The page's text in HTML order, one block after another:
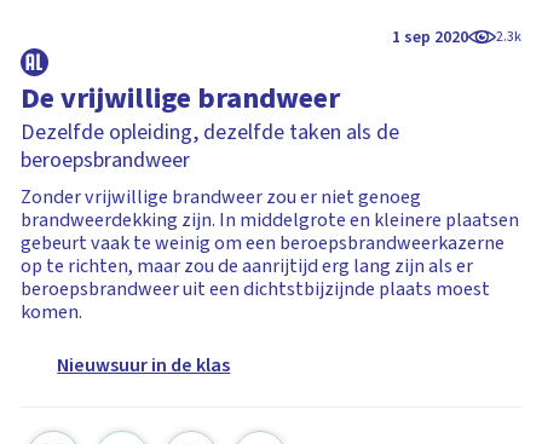
1 sep 2020 2.3k
De vrijwillige brandweer
Dezelfde opleiding, dezelfde taken als de
beroepsbrandweer
Zonder vrijwillige brandweer zou er niet genoeg
brandweerdekking zijn. In middelgrote en kleinere plaatsen
gebeurt vaak te weinig om een beroepsbrandweerkazerne
op te richten, maar zou de aanrijtijd erg lang zijn als er
beroepsbrandweer uit een dichtstbijzijnde plaats moest
komen.
Nieuwsuur in de klas